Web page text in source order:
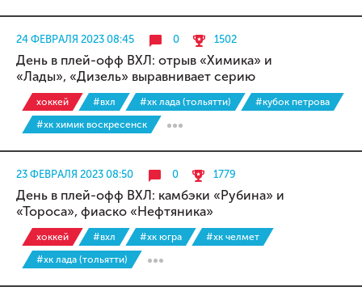
24 ФЕВРАЛЯ 2023 08:45 0 1502
День в плей-офф ВХЛ: отрыв «Химика» и
«Лады», «Дизель» выравнивает серию
хоккей #вхл #хк лада (тольятти)
#кубок петрова
#хк химик воскресенск
23 ФЕВРАЛЯ 2023 08:50 0 1779
День в плей-офф ВХЛ: камбэки «Рубина» и
«Тороса», фиаско «Нефтяника»
хоккей #вхл #хк югра
#хк челмет
#хк лада (тольятти)